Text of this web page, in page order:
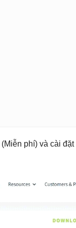
(Miễn phí) và cài